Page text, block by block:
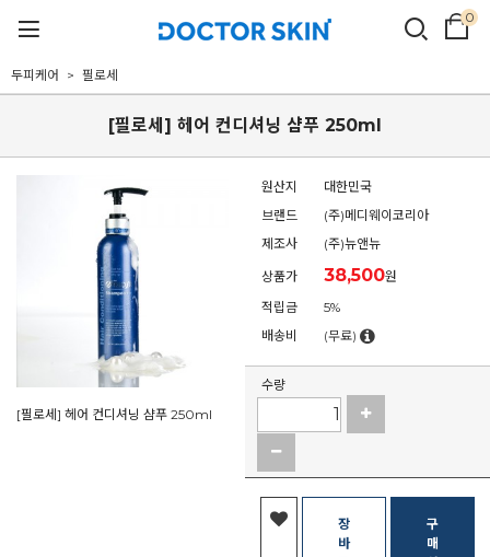
0
두피케어 필로세
[필로세] 헤어 컨디셔닝 샴푸 250ml
[필로세] 헤어 컨디셔닝 샴푸 250ml
원산지
대한민국
브랜드
(주)메디웨이코리아
제조사
(주)뉴앤뉴
상품가
38,500원
적립금
5%
배송비
(무료)
수량
장
바
구
매